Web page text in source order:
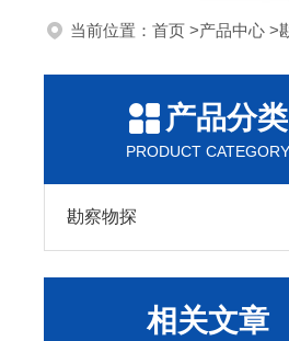
当前位置： 首页 >产品中心 >
产品分类
PRODUCT CATEGORY
勘察物探
相关文章